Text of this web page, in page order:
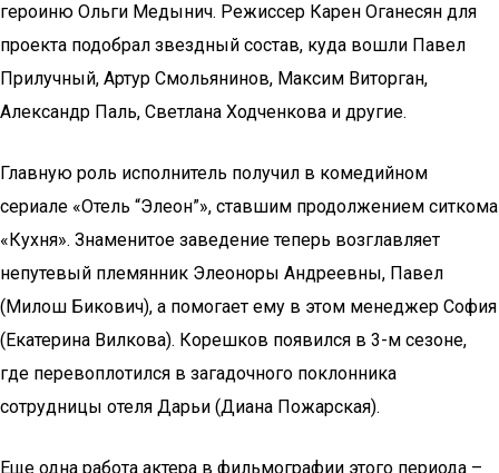
героиню Ольги Медынич. Режиссер Карен Оганесян для
проекта подобрал звездный состав, куда вошли Павел
Прилучный, Артур Смольянинов, Максим Виторган,
Александр Паль, Светлана Ходченкова и другие.
Главную роль исполнитель получил в комедийном
сериале «Отель “Элеон”», ставшим продолжением ситкома
«Кухня». Знаменитое заведение теперь возглавляет
непутевый племянник Элеоноры Андреевны, Павел
(Милош Бикович), а помогает ему в этом менеджер София
(Екатерина Вилкова). Корешков появился в 3-м сезоне,
где перевоплотился в загадочного поклонника
сотрудницы отеля Дарьи (Диана Пожарская).
Еще одна работа актера в фильмографии этого периода –